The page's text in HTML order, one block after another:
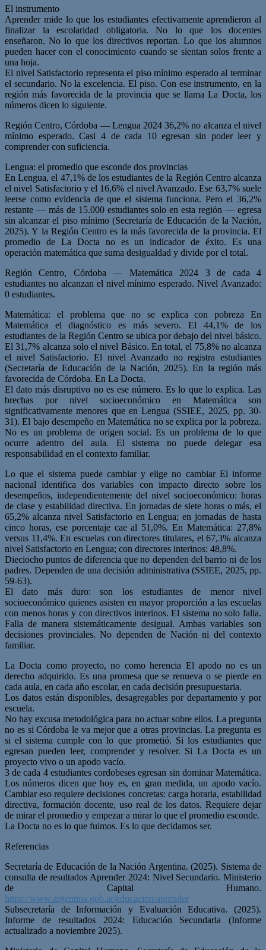
El instrumento
Aprender mide lo que los estudiantes efectivamente aprendieron al
finalizar la escolaridad obligatoria. No lo que los docentes
enseñaron. No lo que los directivos reportan. Lo que los alumnos
pueden hacer con el conocimiento cuando se sientan solos frente a
una hoja.
El nivel Satisfactorio representa el piso mínimo esperado al terminar
el secundario. No la excelencia. El piso. Con ese instrumento, en la
región más favorecida de la provincia que se llama La Docta, los
números dicen lo siguiente.
Región Centro, Córdoba — Lengua 2024 36,2% no alcanza el nivel
mínimo esperado. Casi 4 de cada 10 egresan sin poder leer y
comprender con suficiencia.
Lengua: el promedio que esconde dos provincias
En Lengua, el 47,1% de los estudiantes de la Región Centro alcanza
el nivel Satisfactorio y el 16,6% el nivel Avanzado. Ese 63,7% suele
leerse como evidencia de que el sistema funciona. Pero el 36,2%
restante — más de 15.000 estudiantes solo en esta región — egresa
sin alcanzar el piso mínimo (Secretaría de Educación de la Nación,
2025). Y la Región Centro es la más favorecida de la provincia. El
promedio de La Docta no es un indicador de éxito. Es una
operación matemática que suma desigualdad y divide por el total.
Región Centro, Córdoba — Matemática 2024 3 de cada 4
estudiantes no alcanzan el nivel mínimo esperado. Nivel Avanzado:
0 estudiantes.
Matemática: el problema que no se explica con pobreza En
Matemática el diagnóstico es más severo. El 44,1% de los
estudiantes de la Región Centro se ubica por debajo del nivel básico.
El 31,7% alcanza solo el nivel Básico. En total, el 75,8% no alcanza
el nivel Satisfactorio. El nivel Avanzado no registra estudiantes
(Secretaría de Educación de la Nación, 2025). En la región más
favorecida de Córdoba. En La Docta.
El dato más disruptivo no es ese número. Es lo que lo explica. Las
brechas por nivel socioeconómico en Matemática son
significativamente menores que en Lengua (SSIEE, 2025, pp. 30-
31). El bajo desempeño en Matemática no se explica por la pobreza.
No es un problema de origen social. Es un problema de lo que
ocurre adentro del aula. El sistema no puede delegar esa
responsabilidad en el contexto familiar.
Lo que el sistema puede cambiar y elige no cambiar El informe
nacional identifica dos variables con impacto directo sobre los
desempeños, independientemente del nivel socioeconómico: horas
de clase y estabilidad directiva. En jornadas de siete horas o más, el
65,2% alcanza nivel Satisfactorio en Lengua; en jornadas de hasta
cinco horas, ese porcentaje cae al 51,0%. En Matemática: 27,8%
versus 11,4%. En escuelas con directores titulares, el 67,3% alcanza
nivel Satisfactorio en Lengua; con directores interinos: 48,8%.
Dieciocho puntos de diferencia que no dependen del barrio ni de los
padres. Dependen de una decisión administrativa (SSIEE, 2025, pp.
59-63).
El dato más duro: son los estudiantes de menor nivel
socioeconómico quienes asisten en mayor proporción a las escuelas
con menos horas y con directivos interinos. El sistema no solo falla.
Falla de manera sistemáticamente desigual. Ambas variables son
decisiones provinciales. No dependen de Nación ni del contexto
familiar.
La Docta como proyecto, no como herencia El apodo no es un
derecho adquirido. Es una promesa que se renueva o se pierde en
cada aula, en cada año escolar, en cada decisión presupuestaria.
Los datos están disponibles, desagregables por departamento y por
escuela.
No hay excusa metodológica para no actuar sobre ellos. La pregunta
no es si Córdoba le va mejor que a otras provincias. La pregunta es
si el sistema cumple con lo que prometió. Si los estudiantes que
egresan pueden leer, comprender y resolver. Si La Docta es un
proyecto vivo o un apodo vacío.
3 de cada 4 estudiantes cordobeses egresan sin dominar Matemática.
Los números dicen que hoy es, en gran medida, un apodo vacío.
Cambiar eso requiere decisiones concretas: carga horaria, estabilidad
directiva, formación docente, uso real de los datos. Requiere dejar
de mirar el promedio y empezar a mirar lo que el promedio esconde.
La Docta no es lo que fuimos. Es lo que decidamos ser.
Referencias
Secretaría de Educación de la Nación Argentina. (2025). Sistema de
consulta de resultados Aprender 2024: Nivel Secundario. Ministerio
de Capital Humano.
https://www.argentina.gob.ar/educacion/aprender
Subsecretaría de Información y Evaluación Educativa. (2025).
Informe de resultados 2024: Educación Secundaria (Informe
actualizado a noviembre 2025).